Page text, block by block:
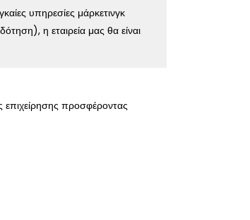
υπηρεσίες μάρκετινγκ
η εταιρεία μας θα είναι
επιχείρησης προσφέροντας